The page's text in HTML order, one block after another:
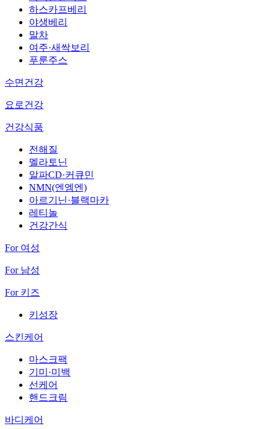
하스카프베리
야생베리
말차
여주·새싹보리
푸룬주스
수면건강
요로건강
건강식품
전해질
멜라토닌
알파CD·커큐민
NMN(엔엠엔)
아르기닌·블랙마카
레티놀
건강간식
For 여성
For 남성
For 키즈
키성장
스킨케어
마스크팩
기미·미백
선케어
핸드크림
바디케어